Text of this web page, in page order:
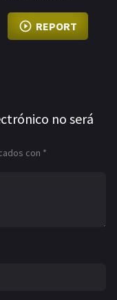
REPORT
no será
con *